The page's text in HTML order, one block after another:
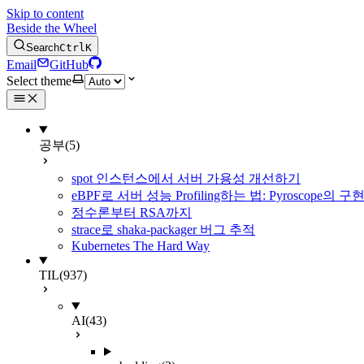
Skip to content
Beside the Wheel
SearchCtrlK
Email
GitHub
Select theme
공부(5)
spot 인스턴스에서 서버 가용성 개선하기
eBPF로 서버 성능 Profiling하는 법: Pyroscope의 구
정수론부터 RSA까지
strace로 shaka-packager 버그 추적
Kubernetes The Hard Way
TIL(937)
AI(43)